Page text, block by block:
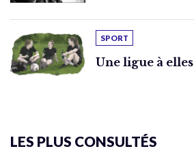
SPORT
Une ligue à elles
LES PLUS CONSULTÉS